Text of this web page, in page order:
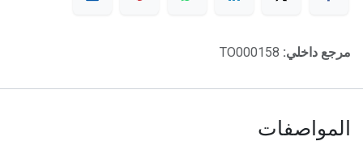
مرجع داخلي: TO000158
المواصفات